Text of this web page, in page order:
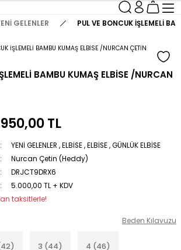
GELENLER PUL VE BONCUK İŞLEMELİ
BAMBU KUMAŞ ELBİSE /NURCAN
TL
YENİ GELENLER ,ELBİSE ,ELBİSE ,GÜNLÜK ELBİSE
Nurcan Çetin (Heddy)
DRJCT9DRX6
5.000,00 TL + KDV
taksitlerle!
3 (44) 4 (46)
Beden Kılavuzu